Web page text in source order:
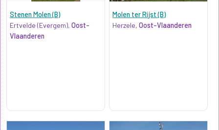
Stenen Molen (B)
Ertvelde (Evergem), Oost-
Vlaanderen
Molen ter Rijst (B)
Herzele,Oost-Vlaanderen